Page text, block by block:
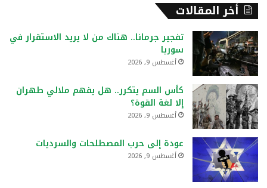
أخر المقالات
تفجير جرمانا.. هناك من لا يريد الاستقرار في
سوريا
أغسطس 9, 2026
كأس السم يتكرر.. هل يفهم ملالي طهران
إلا لغة القوة؟
أغسطس 9, 2026
عودة إلى حرب المصطلحات والسرديات
أغسطس 9, 2026